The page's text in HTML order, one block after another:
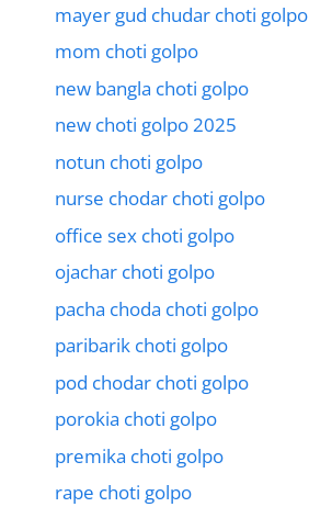
mayer gud chudar choti golpo
mom choti golpo
new bangla choti golpo
new choti golpo 2025
notun choti golpo
nurse chodar choti golpo
office sex choti golpo
ojachar choti golpo
pacha choda choti golpo
paribarik choti golpo
pod chodar choti golpo
porokia choti golpo
premika choti golpo
rape choti golpo